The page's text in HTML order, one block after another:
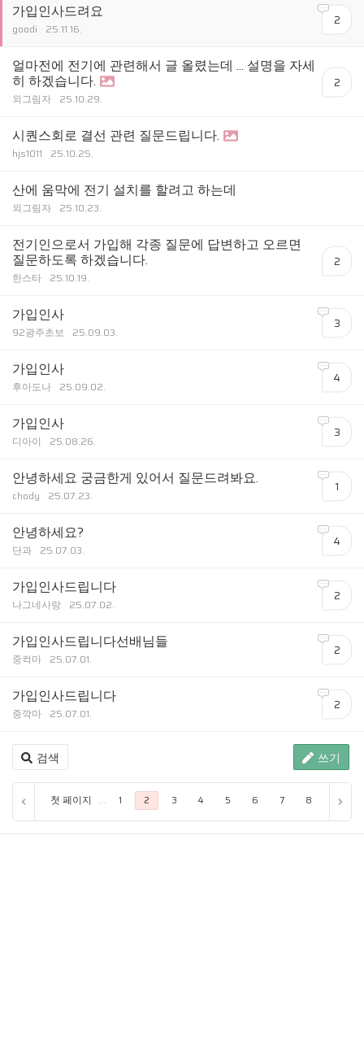
가입인사드려요
goodi 25.11.16.
2
얼마전에 전기에 관련해서 글 올렸는데 ... 설명을 자세
히 하겠습니다.
외그림자 25.10.29.
2
시퀀스회로 결선 관련 질문드립니다.
hjs1011 25.10.25.
산에 움막에 전기 설치를 할려고 하는데
외그림자 25.10.23.
전기인으로서 가입해 각종 질문에 답변하고 오르면
질문하도록 하겠습니다.
한스타 25.10.19.
2
가입인사
92광주초보 25.09.03.
3
가입인사
후아도나 25.09.02.
4
가입인사
디아이 25.08.26.
3
안녕하세요 궁금한게 있어서 질문드려봐요.
chody 25.07.23.
1
안녕하세요?
단과 25.07.03.
4
가입인사드립니다
나그네사랑 25.07.02.
2
가입인사드립니다선배님들
중컥마 25.07.01.
2
가입인사드립니다
중깍마 25.07.01.
2
검색 쓰기
첫 페이지 ... 1 2 3 4 5 6 7 8 9